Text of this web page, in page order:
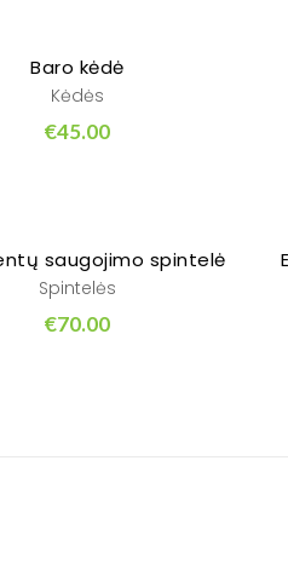
Baro kėdė
Kėdės
€45.00
saugojimo spintelė
Spintelės
€70.00